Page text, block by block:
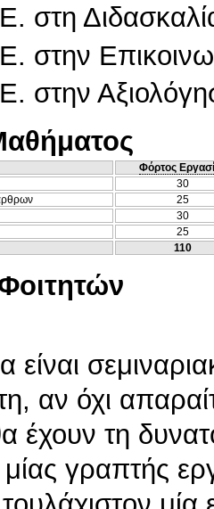
στη
στην
στην
Φόρτος
30
25
30
25
110
αν όχι
έχουν τη
γραπτής